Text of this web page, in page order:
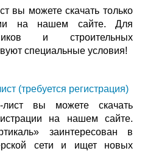
вы можете скачать только
на нашем сайте. Для
и строительных
специальные условия!
(требуется регистрация)
лист вы можете скачать
на нашем сайте.
заинтересован в
сети и ищет новых